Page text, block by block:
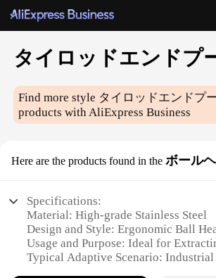
タイロッドエンドプ
Find more style タイロッドエンドプ
products with AliExpress Business
Here are the products found in the ボール
Specifications:
Material: High-grade Stainless Steel
Design and Style: Ergonomic Ball
Usage and Purpose: Ideal for
Typical Adaptive Scenario: Industrial